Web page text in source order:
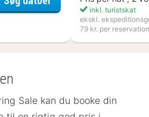
inkl. turistskat
ekskl.
79 kr. per reservation
Sale kan du booke din